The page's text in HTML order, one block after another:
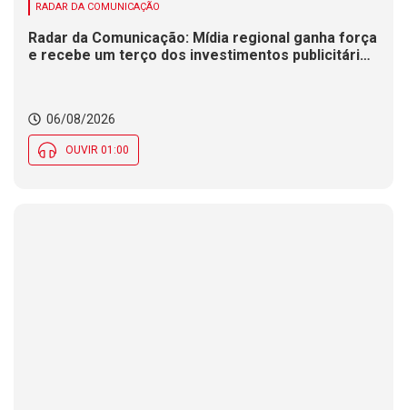
RADAR DA COMUNICAÇÃO
Radar da Comunicação: Mídia regional ganha força
e recebe um terço dos investimentos publicitários
06/08/2026
OUVIR 01:00